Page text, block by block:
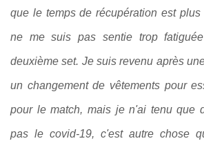
que le temps de récupération est
ne me suis pas sentie trop
deuxième set. Je suis revenu après
un changement de vêtements pour
pour le match, mais je n'ai tenu que
pas le covid-19, c'est autre chose